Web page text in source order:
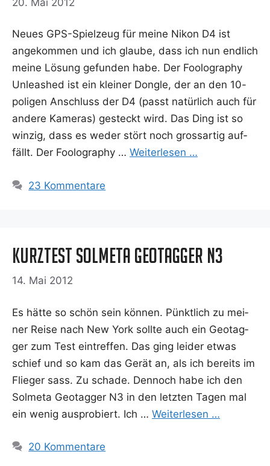
Neu­es GPS-Spiel­­zeug für mei­ne Nikon D4 ist
ange­kom­men und ich glau­be, dass ich nun end­lich
mei­ne Lösung gefun­den habe. Der Foo­lo­gra­phy
Unleas­hed ist ein klei­ner Don­gle, der an den 10-
poli­­gen Anschluss der D4 (passt natür­lich auch für
ande­re Kame­ras) gesteckt wird. Das Ding ist so
win­zig, dass es weder stört noch gross­ar­tig auf­
fällt. Der Foo­lo­gra­phy … Wei­ter­le­sen …
23 Kommentare
Kurztest Solmeta Geotagger N3
14. Mai 2012
Es hät­te so schön sein kön­nen. Pünkt­lich zu mei­
ner Rei­se nach New York soll­te auch ein Geotag­
ger zum Test ein­tref­fen. Das ging lei­der etwas
schief und so kam das Gerät an, als ich bereits im
Flie­ger sass. Zu scha­de. Den­noch habe ich den
Sol­me­ta Geotag­ger N3 in den letz­ten Tagen mal
ein wenig aus­pro­biert. Ich … Wei­ter­le­sen …
20 Kommentare